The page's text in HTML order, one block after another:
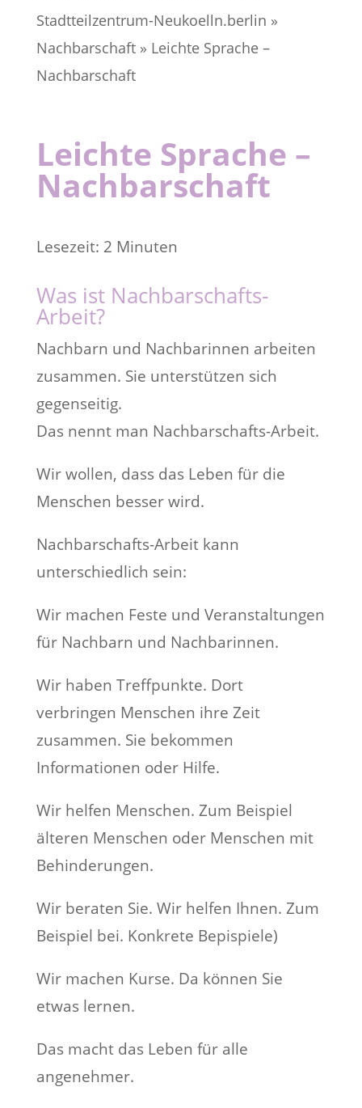
Stadtteilzentrum-Neukoelln.berlin »
Nachbarschaft» Leichte Sprache –
Nachbarschaft
Leichte Sprache –
Nachbarschaft
Lesezeit: 2 Minuten
Was ist Nachbarschafts-
Arbeit?
Nachbarn und Nachbarinnen arbeiten
zusammen. Sie unterstützen sich
gegenseitig.
Das nennt man Nachbarschafts-Arbeit.
Wir wollen, dass das Leben für die
Menschen besser wird.
Nachbarschafts-Arbeit kann
unterschiedlich sein:
Wir machen Feste und Veranstaltungen
für Nachbarn und Nachbarinnen.
Wir haben Treffpunkte. Dort
verbringen Menschen ihre Zeit
zusammen. Sie bekommen
Informationen oder Hilfe.
Wir helfen Menschen. Zum Beispiel
älteren Menschen oder Menschen mit
Behinderungen.
Wir beraten Sie. Wir helfen Ihnen. Zum
Beispiel bei. Konkrete Bepispiele)
Wir machen Kurse. Da können Sie
etwas lernen.
Das macht das Leben für alle
angenehmer.